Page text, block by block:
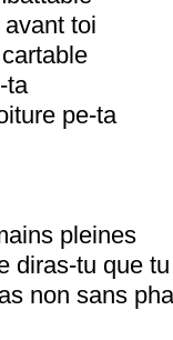
toi
ta
pe-ta
pleines
diras-tu que
non sans